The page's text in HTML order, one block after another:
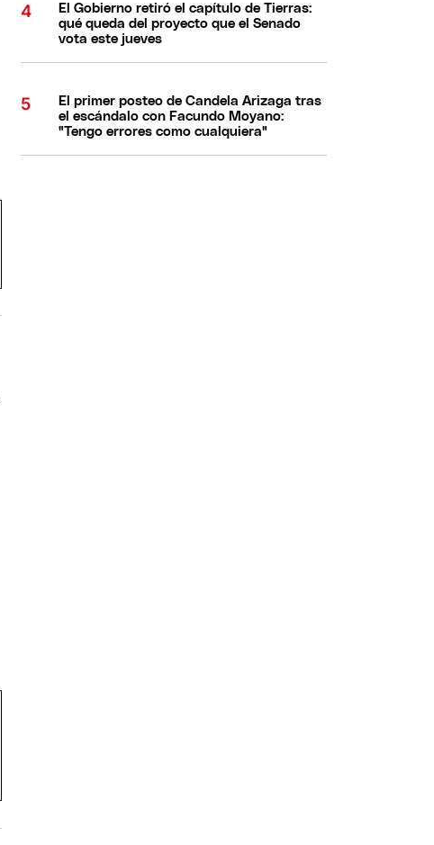
El Gobierno retiró el capítulo de Tierras:
qué queda del proyecto que el Senado
vota este jueves
El primer posteo de Candela Arizaga tras
el escándalo con Facundo Moyano:
"Tengo errores como cualquiera"